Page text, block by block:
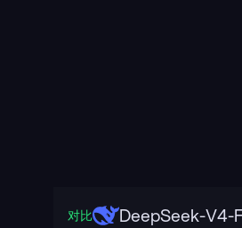
对比 DeepSeek-V4-